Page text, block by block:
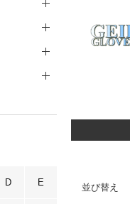
D E
並び替え